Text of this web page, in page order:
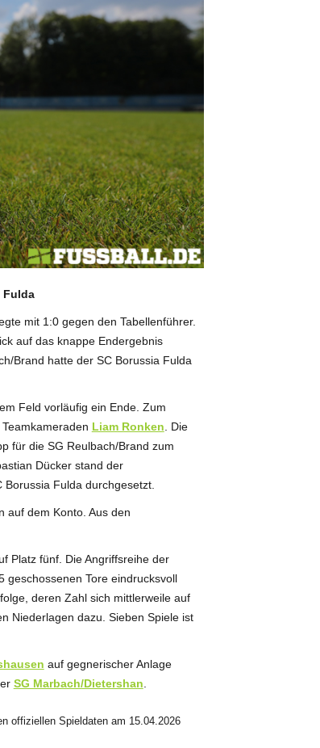
Fulda
mit 1:0 gegen den Tabellenführer.
auf das knappe Endergebnis
Brand hatte der SC Borussia Fulda
Feld vorläufig ein Ende. Zum
Liam Ronken . Die
für die SG Reulbach/Brand zum
Dücker stand der
Fulda durchgesetzt.
auf dem Konto. Aus den
Platz fünf. Die Angriffsreihe der
geschossenen Tore eindrucksvoll
deren Zahl sich mittlerweile auf
Niederlagen dazu. Sieben Spiele ist
auf gegnerischer Anlage
SG Marbach/Dietershan
offiziellen Spieldaten am 15.04.2026